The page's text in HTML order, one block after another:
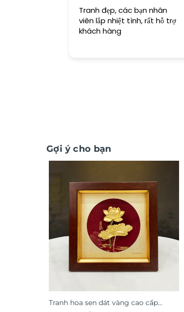
Tranh đẹp, các bạn nhân
viên lắp nhiệt tình, rất hỗ trợ
khách hàng
Gợi ý cho bạn
Tranh hoa sen dát vàng cao cấp